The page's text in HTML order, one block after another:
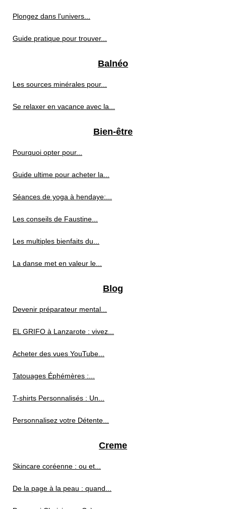
Plongez dans l'univers...
Guide pratique pour trouver...
Balnéo
Les sources minérales pour...
Se relaxer en vacance avec la...
Bien-être
Pourquoi opter pour...
Guide ultime pour acheter la...
Séances de yoga à hendaye:...
Les conseils de Faustine...
Les multiples bienfaits du...
La danse met en valeur le...
Blog
Devenir préparateur mental...
EL GRIFO à Lanzarote : vivez...
Acheter des vues YouTube...
Tatouages Éphémères :...
T-shirts Personnalisés : Un...
Personnalisez votre Détente...
Creme
Skincare coréenne : ou et...
De la page à la peau : quand...